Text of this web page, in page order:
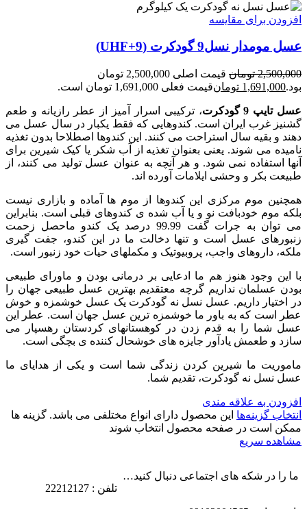
یک کیلوگرم
افزودن برای مقایسه
عسل مومدار نسل9 گودکرت (UHF+9)
2,500,000 تومان
قیمت اصلی 2,500,000 تومان
بود.1,691,000 تومانقیمت فعلی 1,691,000 تومان است.
عسل تایپ 9 گودکرت
، ترکیبی اسرار آمیز از عطر رازیانه و طعم
گشنیز غرب ایران است. کندوهایی که فقط یکبار در سال عسل می
دهند و بقیه سال استراحت می کنند. این کندوها اصطلاحا بدون تغذیه
نامیده می شوند. یعنی بعنوان تغذیه از آب شکر یا کیک شیرین برای
آنها استفاده نمی شود. و هر آنچه به عنوان عسل تولید می کنند، از
طبیعت بکر و وحشی ایلامات آورده اند.
همچنین موم مرکزی این کندوها از موم ها آماده و بازاری نیست
بلکه موم خودبافت نو و یا آب شده ی کندوهای قبلی است. بنابراین
می توان به جرات گفت 99.99 درصد یک کندو ماحصل زحمت
زنبورهای عسل است و تنها دخالت ما در این کندو، جفت گیری
ملکه، داروهای واجب، پروبیوتیک و مکملهای حیات خود زنبور است.
با این وجود هنوز هم ما ادعایی بر درمانی بودن و ماورای طبیعی
بودن عسلمان نداریم گرچه معتقدیم بهترین عسل طبیعی جهان را
در اختیار داریم. عسل نسل نه گودکرت یک عسل خوشمزه و خوش
عطر است که به باور ما خوشمزه ترین عسل جهان است. عطر این
عسل شما را به قدم زدن در کوهستانهای کردستان رهسپار می
سازد و طعمش یادآور جایزه های خوشحال کننده ی بچگی است.
ماموریت ما شیرین کردن زندگی شما است و یکی از هدایای ما
عسل نسل نه گودکرت، تقدیم شما.
افزودن به علاقه مندی
انتخاب گزینه‌ها این محصول دارای انواع مختلفی می باشد. گزینه ها
ممکن است در صفحه محصول انتخاب شوند
مشاهده سریع
ما را در شکه های اجتماعی دنبال کنید…
تلفن : 22212127